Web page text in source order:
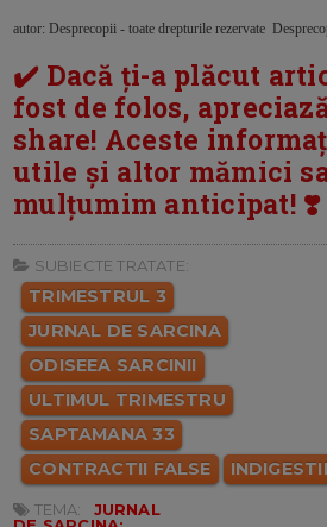
autor: Desprecopii - toate drepturile rezervate
✔️ Dacă ți-a plăcut
fost de folos,
share! Aceste
utile și altor mămici
mulțumim anticipat! ❣️
SUBIECTE TRATATE:
TRIMESTRUL 3
JURNAL DE SARCINA
ODISEEA SARCINII
ULTIMUL TRIMESTRU
SAPTAMANA 33
CONTRACTII FALSE
TEMA:
JURNAL